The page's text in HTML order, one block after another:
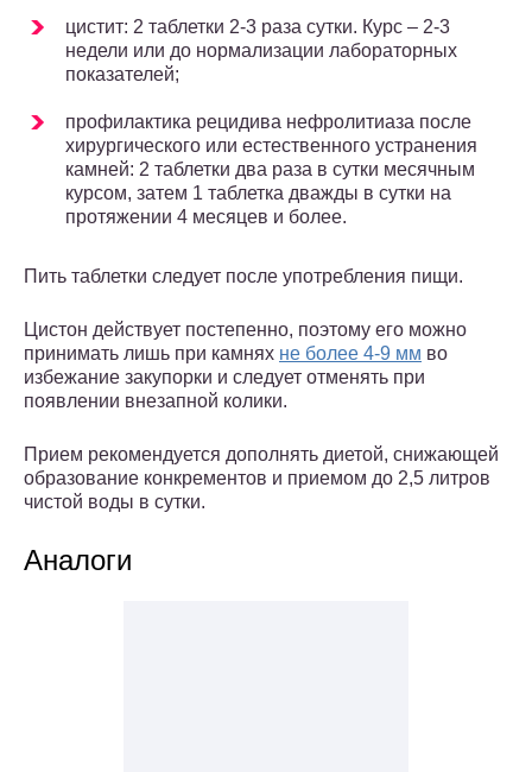
цистит: 2 таблетки 2-3 раза сутки. Курс – 2-3
недели или до нормализации лабораторных
показателей;
профилактика рецидива нефролитиаза после
хирургического или естественного устранения
камней: 2 таблетки два раза в сутки месячным
курсом, затем 1 таблетка дважды в сутки на
протяжении 4 месяцев и более.
Пить таблетки следует после употребления пищи.
Цистон действует постепенно, поэтому его можно
принимать лишь при камнях не более 4-9 мм во
избежание закупорки и следует отменять при
появлении внезапной колики.
Прием рекомендуется дополнять диетой, снижающей
образование конкрементов и приемом до 2,5 литров
чистой воды в сутки.
Аналоги